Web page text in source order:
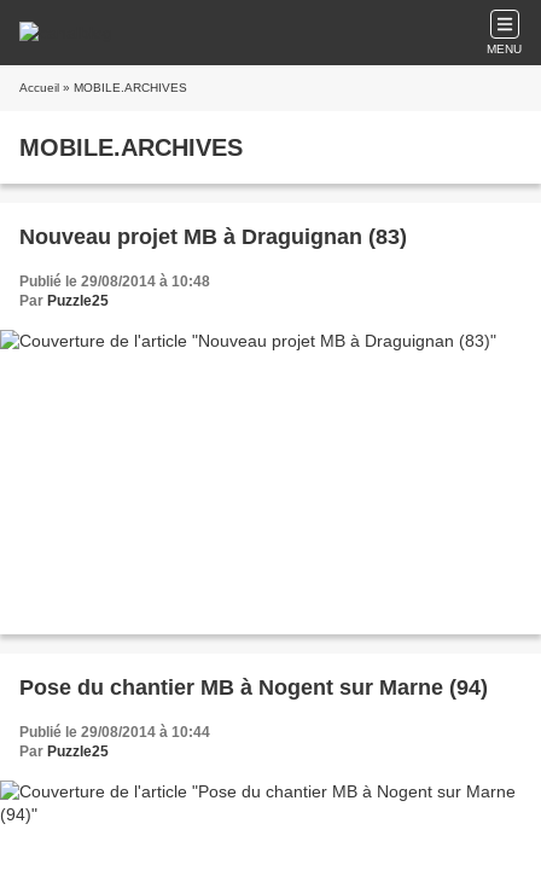
MENU
Accueil » MOBILE.ARCHIVES
MOBILE.ARCHIVES
Nouveau projet MB à Draguignan (83)
Publié le 29/08/2014 à 10:48
Par Puzzle25
Pose du chantier MB à Nogent sur Marne (94)
Publié le 29/08/2014 à 10:44
Par Puzzle25